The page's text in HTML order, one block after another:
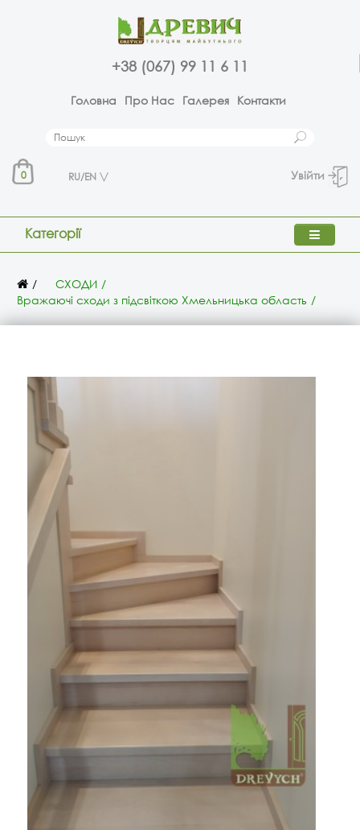
+38 (067) 99 11 6 11
Головна Про Нас Галерея Контакти
0 RU/EN Увійти
Категорії
СХОДИ
Вражаючі сходи з підсвіткою Хмельницька область